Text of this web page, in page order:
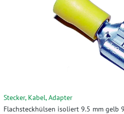
Stecker, Kabel, Adapter
Flachsteckhülsen isoliert 9.5 mm gelb